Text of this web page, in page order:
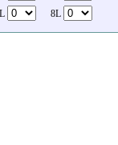
8L